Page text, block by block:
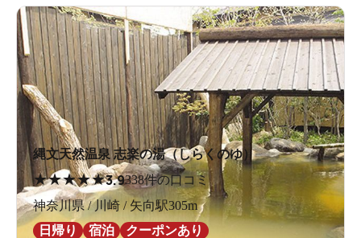
縄文天然温泉 志楽の湯（しらくのゆ）
★★★★★3.9338件の口コミ
神奈川県 / 川崎 / 矢向駅305m
日帰り
宿泊 クーポンあり